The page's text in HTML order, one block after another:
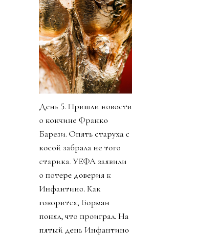
День 5. Пришли новости
о кончине Франко
Барези. Опять старуха с
косой забрала не того
старика. УЕФА заявили
о потере доверия к
Инфантино. Как
говорится, Борман
понял, что проиграл. На
пятый день Инфантино